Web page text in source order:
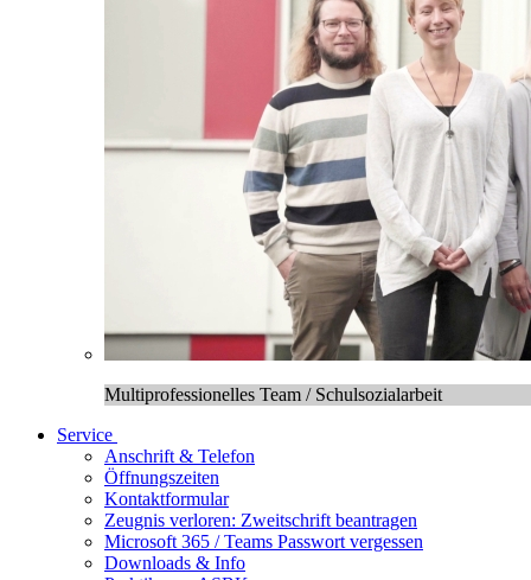
Multiprofessionelles Team / Schulsozialarbeit
Service
Anschrift & Telefon
Öffnungszeiten
Kontaktformular
Zeugnis verloren: Zweitschrift beantragen
Microsoft 365 / Teams Passwort vergessen
Downloads & Info